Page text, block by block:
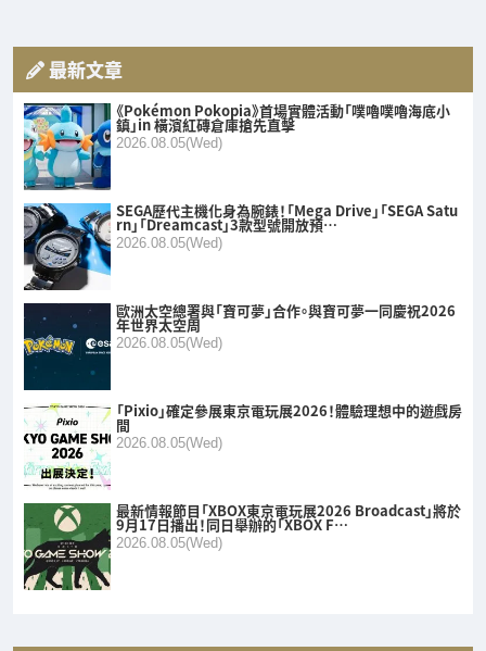
最新文章
《Pokémon Pokopia》首場實體活動「噗嚕噗嚕海底小
鎮」in 橫濱紅磚倉庫搶先直擊
2026.08.05(Wed)
SEGA歷代主機化身為腕錶！「Mega Drive」「SEGA Satu
rn」「Dreamcast」3款型號開放預…
2026.08.05(Wed)
歐洲太空總署與「寶可夢」合作。與寶可夢一同慶祝2026
年世界太空周
2026.08.05(Wed)
「Pixio」確定參展東京電玩展2026！體驗理想中的遊戲房
間
2026.08.05(Wed)
最新情報節目「XBOX東京電玩展2026 Broadcast」將於
9月17日播出！同日舉辦的「XBOX F…
2026.08.05(Wed)